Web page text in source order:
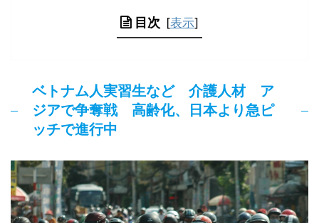
目次 [表示]
ベトナム人実習生など 介護人材 ア
ジアで争奪戦 高齢化、日本より急ピ
ッチで進行中